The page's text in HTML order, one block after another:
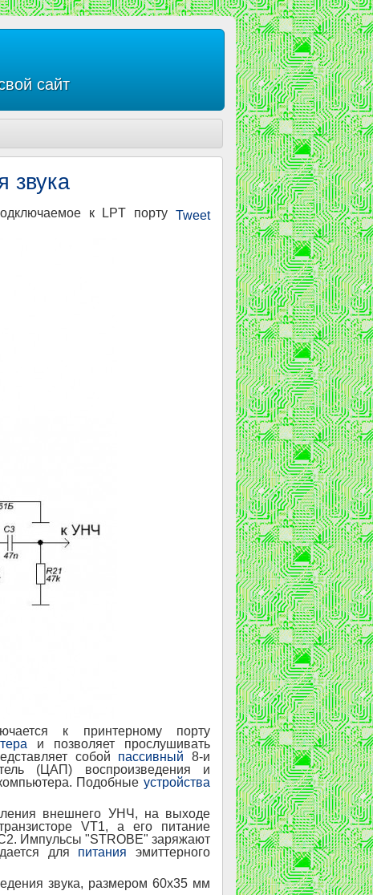
сайт
звука
Tweet
к LPT порту
к принтерному порту
и позволяет прослушивать
собой пассивный 8-и
(ЦАП) воспроизведения и
Подобные устройства
внешнего УНЧ, на выходе
VT1, а его питание
Импульсы "STROBE" заряжают
для питания эмиттерного
звука, размером 60х35 мм